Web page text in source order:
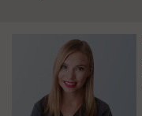
głupota i brak
wyobraźni"